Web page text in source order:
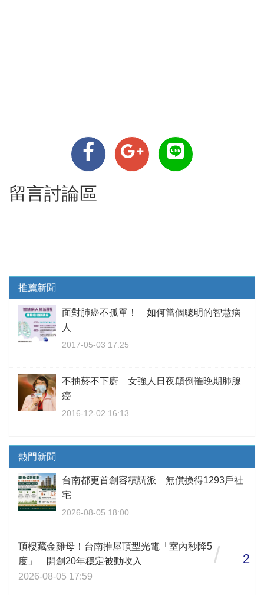
留言討論區
推薦新聞
面對肺癌不孤單！ 如何當個聰明的智慧病
人
2017-05-03 17:25
不抽菸不下廚 女強人日夜顛倒罹晚期肺腺
癌
2016-12-02 16:13
熱門新聞
台南都更首創容積調派 無償換得1293戶社
宅
2026-08-05 18:00
頂樓藏金雞母！台南推屋頂型光電「室內秒降5
度」 開創20年穩定被動收入
2026-08-05 17:59
/ 2